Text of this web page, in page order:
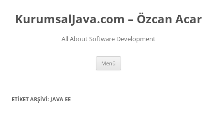
KurumsalJava.com – Özcan Acar
All About Software Development
Menü
ETIKET ARŞIVI: JAVA EE